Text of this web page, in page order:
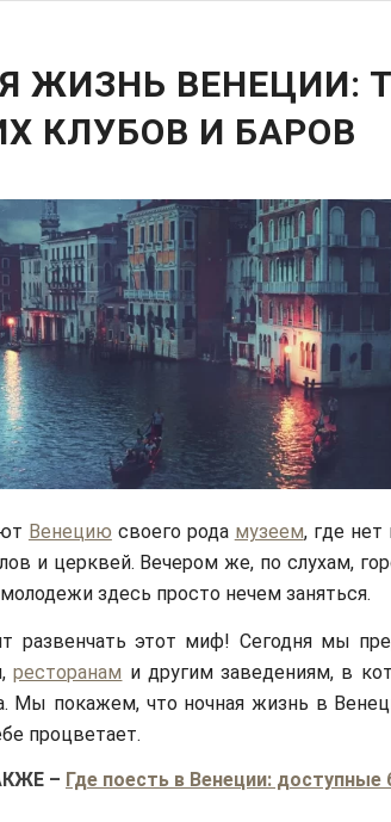
ЖИЗНЬ ВЕНЕЦИИ:
КЛУБОВ И БАРОВ
Венецию своего рода музеем, где нет
и церквей. Вечером же, по слухам,
здесь просто нечем заняться.
развенчать этот миф! Сегодня мы
ресторанам и другим заведениям, в
Мы покажем, что ночная жизнь в
процветает.
– Где поесть в Венеции: доступные